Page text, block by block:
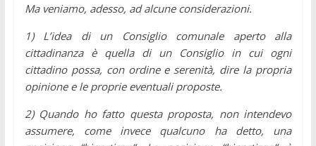
Ma veniamo, adesso, ad alcune considerazioni.
1) L’idea di un Consiglio comunale aperto alla
cittadinanza è quella di un Consiglio in cui ogni
cittadino possa, con ordine e serenità, dire la propria
opinione e le proprie eventuali proposte.
2) Quando ho fatto questa proposta, non intendevo
assumere, come invece qualcuno ha detto, una